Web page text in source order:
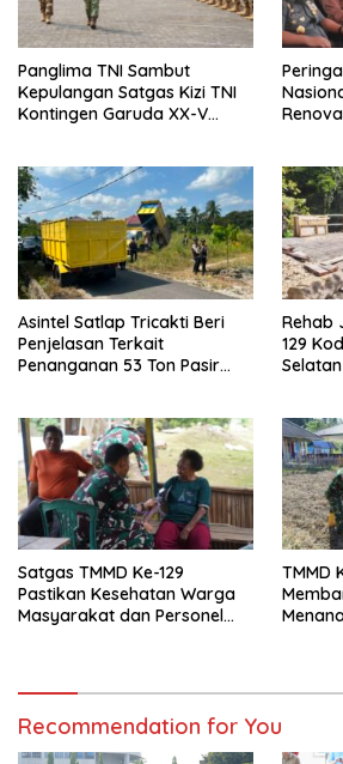
Panglima TNI Sambut
Kepulangan Satgas Kizi TNI
Kontingen Garuda XX-V
Asintel Satlap Tricakti Beri
Penjelasan Terkait
Penanganan 53 Ton Pasir
Rehab
129
Satgas TMMD Ke-129
Pastikan Kesehatan Warga
Masyarakat dan Personel
TMMD
Recommendation for You